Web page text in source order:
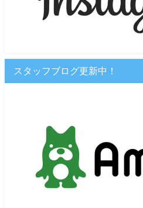
スタッフブログ更新中！